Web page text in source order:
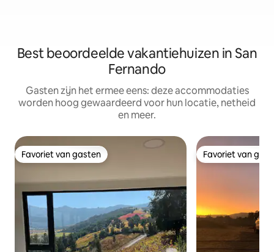
Best beoordeelde vakantiehuizen in San
Fernando
Gasten zijn het ermee eens: deze accommodaties
worden hoog gewaardeerd voor hun locatie, netheid
en meer.
Favoriet van gasten
Favoriet van gasten Favoriet van
Favoriet van